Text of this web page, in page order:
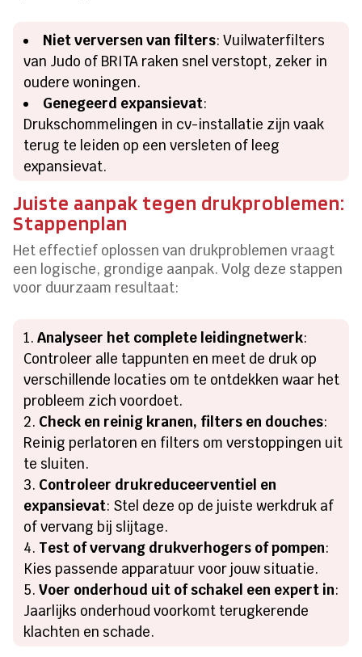
Niet verversen van filters: Vuilwaterfilters
van Judo of BRITA raken snel verstopt, zeker in
oudere woningen.
Genegeerd expansievat:
Drukschommelingen in cv-installatie zijn vaak
terug te leiden op een versleten of leeg
expansievat.
Juiste aanpak tegen drukproblemen:
Stappenplan
Het effectief oplossen van drukproblemen vraagt
een logische, grondige aanpak. Volg deze stappen
voor duurzaam resultaat:
Analyseer het complete leidingnetwerk:
Controleer alle tappunten en meet de druk op
verschillende locaties om te ontdekken waar het
probleem zich voordoet.
Check en reinig kranen, filters en douches:
Reinig perlatoren en filters om verstoppingen uit
te sluiten.
Controleer drukreduceerventiel en
expansievat: Stel deze op de juiste werkdruk af
of vervang bij slijtage.
Test of vervang drukverhogers of pompen:
Kies passende apparatuur voor jouw situatie.
Voer onderhoud uit of schakel een expert in:
Jaarlijks onderhoud voorkomt terugkerende
klachten en schade.